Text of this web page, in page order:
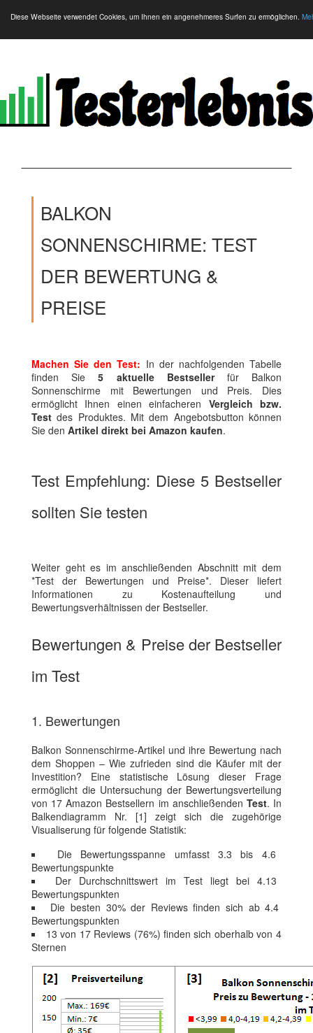
Diese Webseite verwendet Cookies, um Ihnen ein angenehmeres Surfen zu ermöglichen.
BALKON
SONNENSCHIRME: TEST
DER BEWERTUNG &
PREISE
Machen Sie den Test: In der nachfolgenden Tabelle
finden Sie 5 aktuelle Bestsellerfür Balkon
Sonnenschirme mit Bewertungen und Preis. Dies
ermöglicht Ihnen einen einfacheren Vergleich bzw.
Test des Produktes. Mit dem Angebotsbutton können
Sie den Artikel direkt bei Amazon kaufen.
Test Empfehlung: Diese 5 Bestseller
sollten Sie testen
Weiter geht es im anschließenden Abschnitt mit dem
*Test der Bewertungen und Preise*. Dieser liefert
Informationen zu Kostenaufteilung und
Bewertungsverhältnissen der Bestseller.
Bewertungen & Preise der Bestseller
im Test
1. Bewertungen
Balkon Sonnenschirme-Artikel und ihre Bewertung nach
dem Shoppen – Wie zufrieden sind die Käufer mit der
Investition? Eine statistische Lösung dieser Frage
ermöglicht die Untersuchung der Bewertungsverteilung
von 17 Amazon Bestsellern im anschließenden Test. In
Balkendiagramm Nr. [1] zeigt sich die zugehörige
Visualiserung für folgende Statistik:
Die Bewertungsspanne umfasst 3.3 bis 4.6
Bewertungspunkte
Der Durchschnittswert im Test liegt bei 4.13
Bewertungspunkten
Die besten 30% der Reviews finden sich ab 4.4
Bewertungspunkten
13 von 17 Reviews (76%) finden sich oberhalb von 4
Sternen